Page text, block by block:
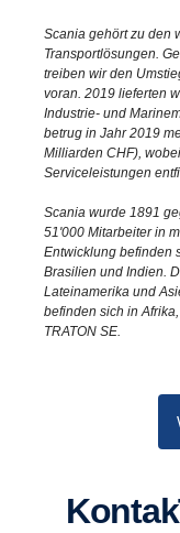
Scania gehört zu den
Transportlösungen.
treiben wir den
voran. 2019 lieferten
Industrie- und
betrug in Jahr 2019
Milliarden CHF),
Serviceleistungen
Scania wurde 1891
51'000 Mitarbeiter in
Entwicklung befinden
Brasilien und Indien.
Lateinamerika und
befinden sich in
TRATON SE.